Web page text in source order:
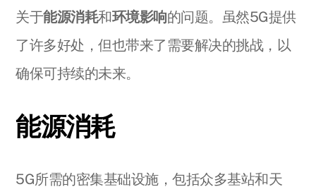
关于能源消耗和环境影响的问题。虽然5G提供
了许多好处，但也带来了需要解决的挑战，以
确保可持续的未来。
能源消耗
5G所需的密集基础设施，包括众多基站和天